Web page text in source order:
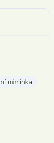
miminka